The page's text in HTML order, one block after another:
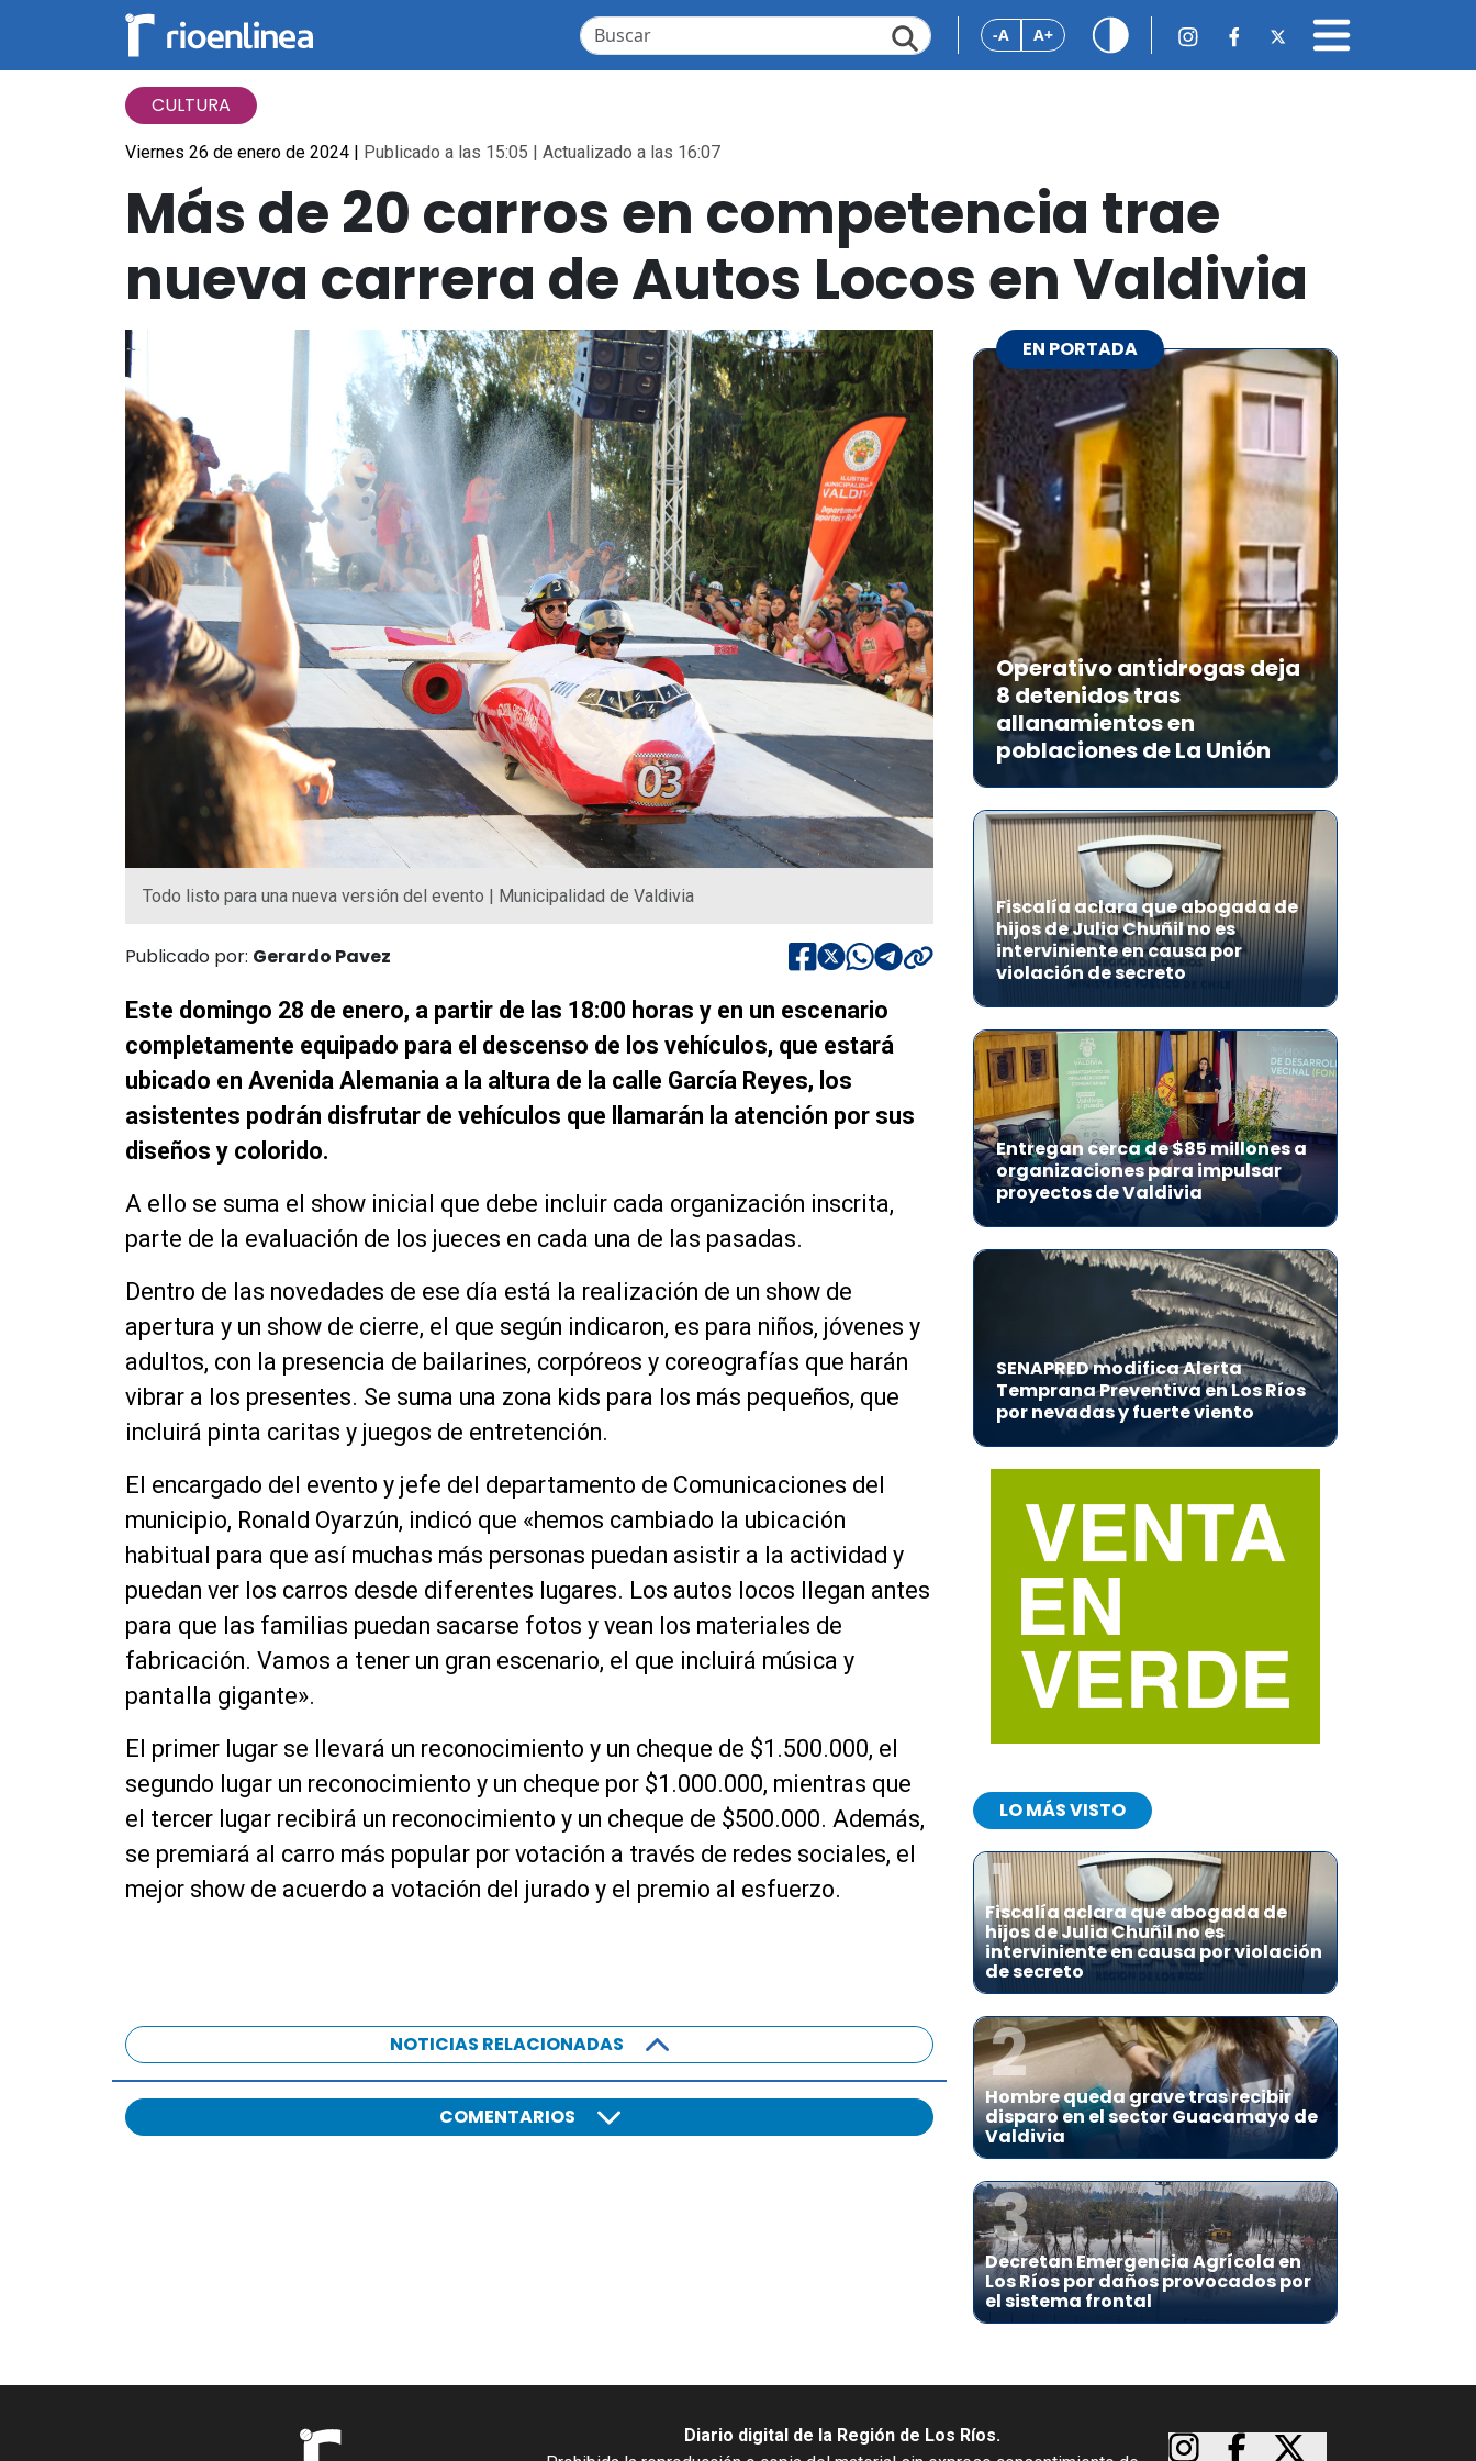
-A A+
CULTURA
Viernes 26 de enero de 2024 | Publicado a las 15:05 | Actualizado a las 16:07
Más de 20 carros en competencia trae
nueva carrera de Autos Locos en Valdivia
Todo listo para una nueva versión del evento | Municipalidad de Valdivia
Publicado por: Gerardo Pavez
Este domingo 28 de enero, a partir de las 18:00 horas y en un escenario
completamente equipado para el descenso de los vehículos, que estará
ubicado en Avenida Alemania a la altura de la calle García Reyes, los
asistentes podrán disfrutar de vehículos que llamarán la atención por sus
diseños y colorido.
A ello se suma el show inicial que debe incluir cada organización inscrita,
parte de la evaluación de los jueces en cada una de las pasadas.
Dentro de las novedades de ese día está la realización de un show de
apertura y un show de cierre, el que según indicaron, es para niños, jóvenes y
adultos, con la presencia de bailarines, corpóreos y coreografías que harán
vibrar a los presentes. Se suma una zona kids para los más pequeños, que
incluirá pinta caritas y juegos de entretención.
El encargado del evento y jefe del departamento de Comunicaciones del
municipio, Ronald Oyarzún, indicó que «hemos cambiado la ubicación
habitual para que así muchas más personas puedan asistir a la actividad y
puedan ver los carros desde diferentes lugares. Los autos locos llegan antes
para que las familias puedan sacarse fotos y vean los materiales de
fabricación. Vamos a tener un gran escenario, el que incluirá música y
pantalla gigante».
El primer lugar se llevará un reconocimiento y un cheque de $1.500.000, el
segundo lugar un reconocimiento y un cheque por $1.000.000, mientras que
el tercer lugar recibirá un reconocimiento y un cheque de $500.000. Además,
se premiará al carro más popular por votación a través de redes sociales, el
mejor show de acuerdo a votación del jurado y el premio al esfuerzo.
NOTICIAS RELACIONADAS
COMENTARIOS
EN PORTADA
Operativo antidrogas deja
8 detenidos tras
allanamientos en
poblaciones de La Unión
Fiscalía aclara que abogada de
hijos de Julia Chuñil no es
interviniente en causa por
violación de secreto
Entregan cerca de $85 millones a
organizaciones para impulsar
proyectos de Valdivia
SENAPRED modifica Alerta
Temprana Preventiva en Los Ríos
por nevadas y fuerte viento
LO MÁS VISTO
1
Fiscalía aclara que abogada de
hijos de Julia Chuñil no es
interviniente en causa por violación
de secreto
2
Hombre queda grave tras recibir
disparo en el sector Guacamayo de
Valdivia
3
Decretan Emergencia Agrícola en
Los Ríos por daños provocados por
el sistema frontal
Diario digital de la Región de Los Ríos.